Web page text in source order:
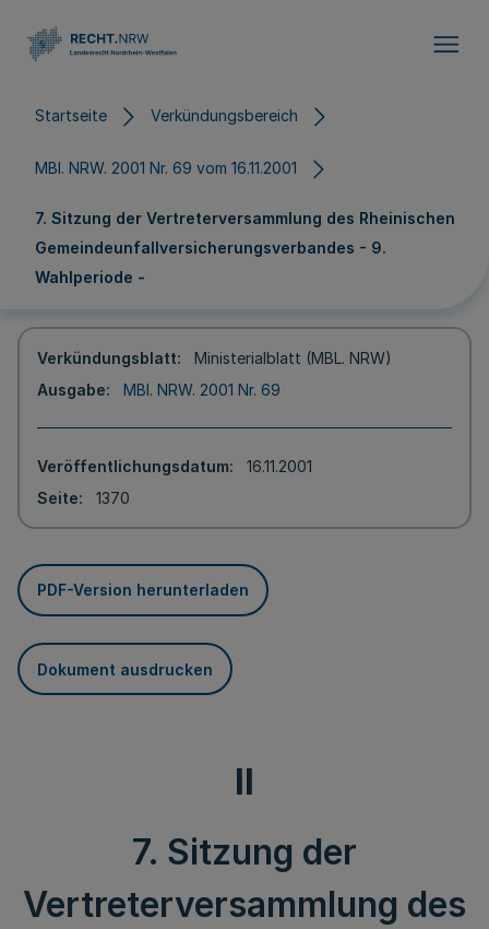
Startseite Verkündungsbereich
MBl. NRW. 2001 Nr. 69 vom 16.11.2001
7. Sitzung der Vertreterversammlung des Rheinischen
Gemeindeunfallversicherungsverbandes - 9.
Wahlperiode -
Verkündungsblatt
Ministerialblatt (MBL. NRW)
Ausgabe
MBl. NRW. 2001 Nr. 69
Veröffentlichungsdatum
16.11.2001
Seite
1370
PDF-Version herunterladen
Dokument ausdrucken
II
7. Sitzung der
Vertreterversammlung des